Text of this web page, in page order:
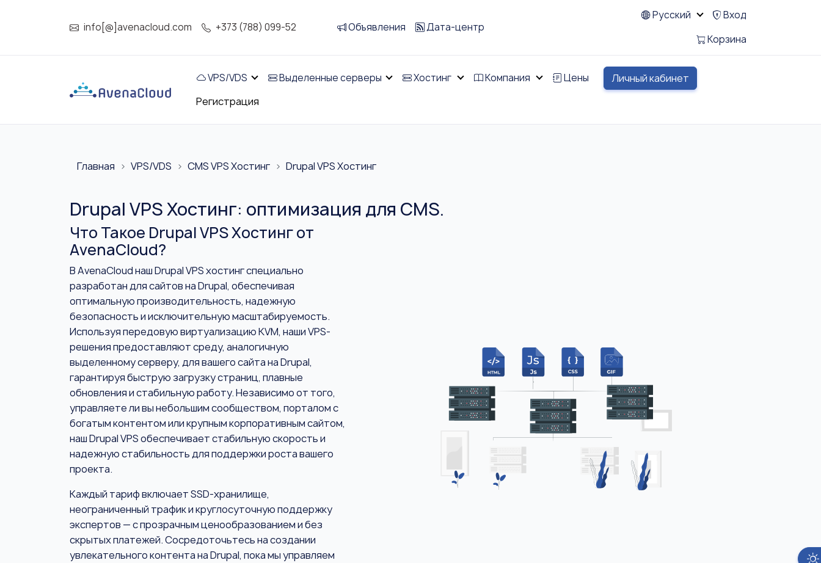
info[@]avenacloud.com +373 (788) 099-52 Объявления Дата-центр
Русский
Вход
Корзина
VPS/VDS Выделенные серверы Хостинг Компания Цены
Личный кабинет
Регистрация
Главная VPS/VDS CMS VPS Хостинг Drupal VPS Хостинг
Drupal VPS Хостинг: оптимизация для CMS.
Что Такое Drupal VPS Хостинг от
AvenaCloud?
В AvenaCloud наш Drupal VPS хостинг специально
разработан для сайтов на Drupal, обеспечивая
оптимальную производительность, надежную
безопасность и исключительную масштабируемость.
Используя передовую виртуализацию KVM, наши VPS-
решения предоставляют среду, аналогичную
выделенному серверу, для вашего сайта на Drupal,
гарантируя быструю загрузку страниц, плавные
обновления и стабильную работу. Независимо от того,
управляете ли вы небольшим сообществом, порталом с
богатым контентом или крупным корпоративным сайтом,
наш Drupal VPS обеспечивает стабильную скорость и
надежную стабильность для поддержки роста вашего
проекта.
Каждый тариф включает SSD-хранилище,
неограниченный трафик и круглосуточную поддержку
экспертов — с прозрачным ценообразованием и без
скрытых платежей. Сосредоточьтесь на создании
увлекательного контента на Drupal, пока мы управляем